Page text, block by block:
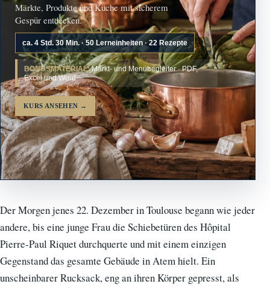
Märkte, Produkte und Küche mit sicherem
Gespür entdecken.
ca. 4 Std. 30 Min. · 50 Lerneinheiten · 22 Rezepte
BONUSMATERIAL:Markt- und Menübegleiter · PDF,
Excel und Word
KURS ANSEHEN →
Der Morgen jenes 22. Dezember in Toulouse begann wie jeder
andere, bis eine junge Frau die Schiebetüren des Hôpital
Pierre-Paul Riquet durchquerte und mit einem einzigen
Gegenstand das gesamte Gebäude in Atem hielt. Ein
unscheinbarer Rucksack, eng an ihren Körper gepresst, als